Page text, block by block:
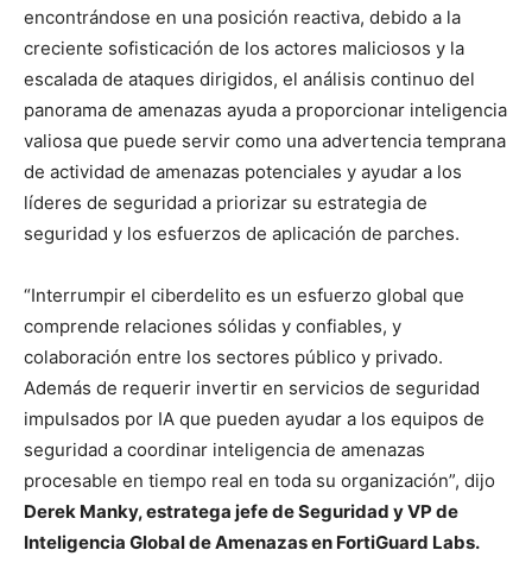
encontrándose en una posición reactiva, debido a la
creciente sofisticación de los actores maliciosos y la
escalada de ataques dirigidos, el análisis continuo del
panorama de amenazas ayuda a proporcionar inteligencia
valiosa que puede servir como una advertencia temprana
de actividad de amenazas potenciales y ayudar a los
líderes de seguridad a priorizar su estrategia de
seguridad y los esfuerzos de aplicación de parches.
“Interrumpir el ciberdelito es un esfuerzo global que
comprende relaciones sólidas y confiables, y
colaboración entre los sectores público y privado.
Además de requerir invertir en servicios de seguridad
impulsados por IA que pueden ayudar a los equipos de
seguridad a coordinar inteligencia de amenazas
procesable en tiempo real en toda su organización”, dijo
Derek Manky,estratega jefe de Seguridad y VP de
Inteligencia Global de Amenazas en FortiGuard Labs.